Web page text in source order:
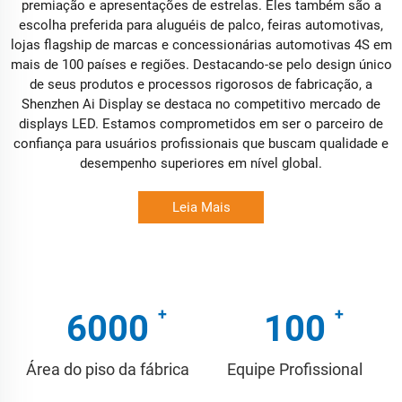
premiação e apresentações de estrelas. Eles também são a
escolha preferida para aluguéis de palco, feiras automotivas,
lojas flagship de marcas e concessionárias automotivas 4S em
mais de 100 países e regiões. Destacando-se pelo design único
de seus produtos e processos rigorosos de fabricação, a
Shenzhen Ai Display se destaca no competitivo mercado de
displays LED. Estamos comprometidos em ser o parceiro de
confiança para usuários profissionais que buscam qualidade e
desempenho superiores em nível global.
Leia Mais
6000
Área do piso da fábrica
100
Equipe Profissional